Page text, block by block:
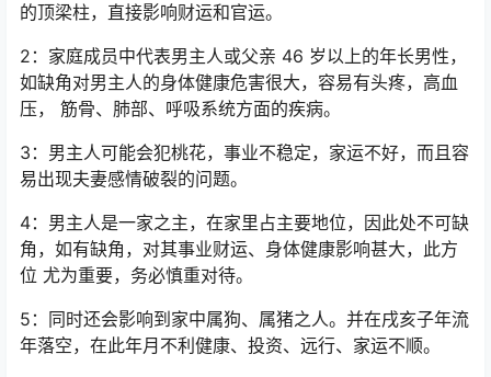
的顶梁柱，直接影响财运和官运。
2：家庭成员中代表男主人或父亲 46 岁以上的年长男性，
如缺角对男主人的身体健康危害很大，容易有头疼，高血
压， 筋骨、肺部、呼吸系统方面的疾病。
3：男主人可能会犯桃花，事业不稳定，家运不好，而且容
易出现夫妻感情破裂的问题。
4：男主人是一家之主，在家里占主要地位，因此处不可缺
角，如有缺角，对其事业财运、身体健康影响甚大，此方
位 尤为重要，务必慎重对待。
5：同时还会影响到家中属狗、属猪之人。并在戌亥子年流
年落空，在此年月不利健康、投资、远行、家运不顺。